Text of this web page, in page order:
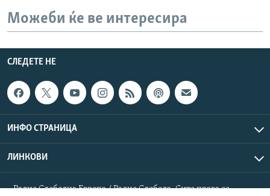
Можеби ќе ве интересира
СЛЕДЕТЕ НЕ
ИНФО СТРАНИЦА
ЛИНКОВИ
Радио Слободна Европа / Радио Слобода. Сите права се